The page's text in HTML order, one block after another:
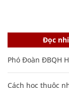
Đọc
Phó Đoàn ĐBQH
Cách học thuộc